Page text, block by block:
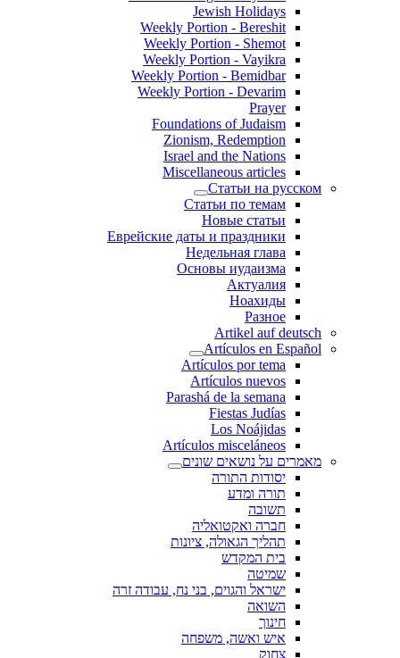
Jewish Holidays
Weekly Portion - Bereshit
Weekly Portion - Shemot
Weekly Portion - Vayikra
Weekly Portion - Bemidbar
Weekly Portion - Devarim
Prayer
Foundations of Judaism
Zionism, Redemption
Israel and the Nations
Miscellaneous articles
Статьи на русском
Статьи по темам
Новые статьи
Еврейские даты и праздники
Недельная глава
Основы иудаизма
Актуалия
Ноахиды
Разное
Artikel auf deutsch
Artículos en Español
Artículos por tema
Artículos nuevos
Parashá de la semana
Fiestas Judías
Los Noájidas
Artículos misceláneos
מאמרים על נושאים שונים
יסודות התורה
תורה ומדע
תשובה
חברה ואקטואליה
תהליך הגאולה, ציונות
בית המקדש
שמיטה
ישראל והגוים, בני נח, עבודה זרה
השואה
חינוך
איש ואשה, משפחה
צחוק